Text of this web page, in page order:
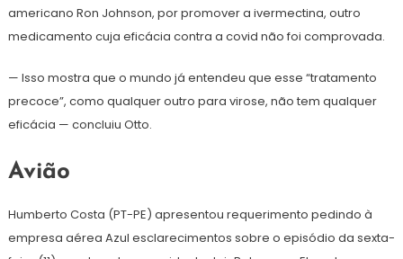
americano Ron Johnson, por promover a ivermectina, outro
medicamento cuja eficácia contra a covid não foi comprovada.
— Isso mostra que o mundo já entendeu que esse “tratamento
precoce”, como qualquer outro para virose, não tem qualquer
eficácia — concluiu Otto.
Avião
Humberto Costa (PT-PE) apresentou requerimento pedindo à
empresa aérea Azul esclarecimentos sobre o episódio da sexta-